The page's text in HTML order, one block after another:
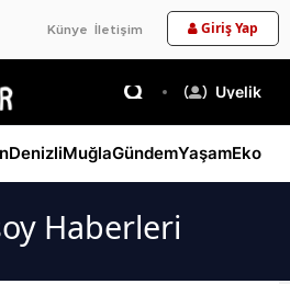
Künye İletişim Giriş Yap
Üyelik
DenizliMuğlaGündemYaşam
Haberleri